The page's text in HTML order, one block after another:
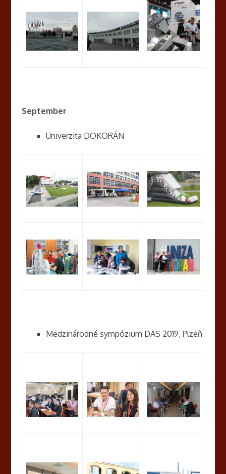
September
Univerzita DOKORÁN
Medzinárodné sympózium DAS 2019, Plzeň